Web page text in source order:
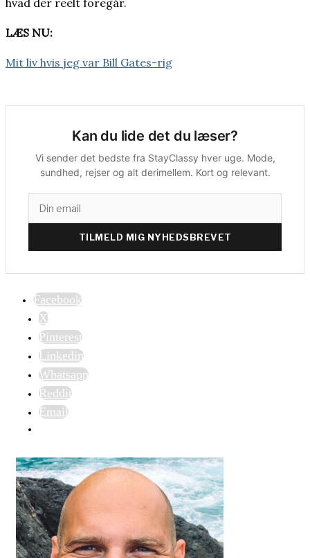
LÆS NU:
Mit liv hvis jeg var Bill Gates-rig
Kan du lide det du læser?
Vi sender det bedste fra StayClassy hver uge. Mode,
sundhed, rejser og alt derimellem. Kort og relevant.
TILMELD MIG NYHEDSBREVET
Facebook
X
Pinterest
Linkedin
Whatsapp
Reddit
Email